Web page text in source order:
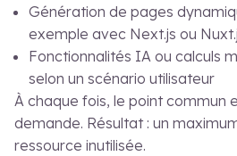
Génération de pages
exemple avec Next.js ou
Fonctionnalités IA ou calculs
selon un scénario utilisateur
À chaque fois, le point commun
demande. Résultat : un
ressource inutilisée.